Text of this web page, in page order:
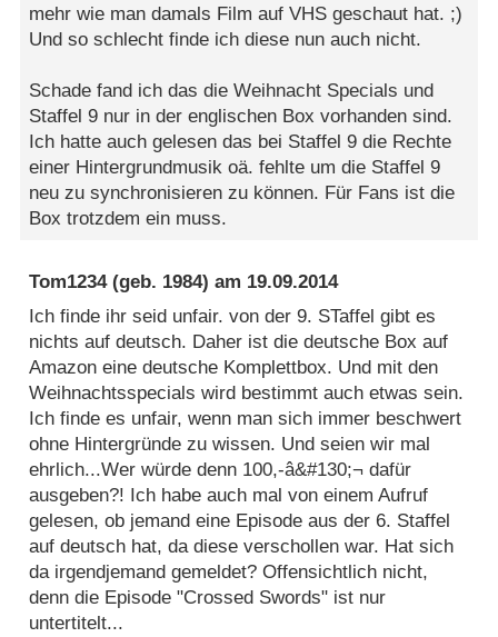
mehr wie man damals Film auf VHS geschaut hat. ;)
Und so schlecht finde ich diese nun auch nicht.
Schade fand ich das die Weihnacht Specials und
Staffel 9 nur in der englischen Box vorhanden sind.
Ich hatte auch gelesen das bei Staffel 9 die Rechte
einer Hintergrundmusik oä. fehlte um die Staffel 9
neu zu synchronisieren zu können. Für Fans ist die
Box trotzdem ein muss.
Tom1234(geb. 1984) am 19.09.2014
Ich finde ihr seid unfair. von der 9. STaffel gibt es
nichts auf deutsch. Daher ist die deutsche Box auf
Amazon eine deutsche Komplettbox. Und mit den
Weihnachtsspecials wird bestimmt auch etwas sein.
Ich finde es unfair, wenn man sich immer beschwert
ohne Hintergründe zu wissen. Und seien wir mal
ehrlich...Wer würde denn 100,-â&#130;¬ dafür
ausgeben?! Ich habe auch mal von einem Aufruf
gelesen, ob jemand eine Episode aus der 6. Staffel
auf deutsch hat, da diese verschollen war. Hat sich
da irgendjemand gemeldet? Offensichtlich nicht,
denn die Episode "Crossed Swords" ist nur
untertitelt...